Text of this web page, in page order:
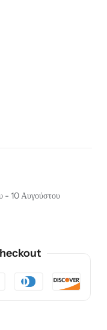
- 10 Αυγούστου